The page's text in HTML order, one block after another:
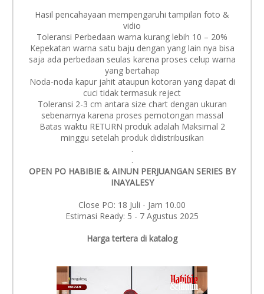
Hasil pencahayaan mempengaruhi tampilan foto &
vidio
Toleransi Perbedaan warna kurang lebih 10 – 20%
Kepekatan warna satu baju dengan yang lain nya bisa
saja ada perbedaan seulas karena proses celup warna
yang bertahap
Noda-noda kapur jahit ataupun kotoran yang dapat di
cuci tidak termasuk reject
Toleransi 2-3 cm antara size chart dengan ukuran
sebenarnya karena proses pemotongan massal
Batas waktu RETURN produk adalah Maksimal 2
minggu setelah produk didistribusikan
.
.
OPEN PO HABIBIE & AINUN PERJUANGAN SERIES BY
INAYALESY
Close PO: 18 Juli - Jam 10.00
Estimasi Ready: 5 - 7 Agustus 2025
Harga tertera di katalog